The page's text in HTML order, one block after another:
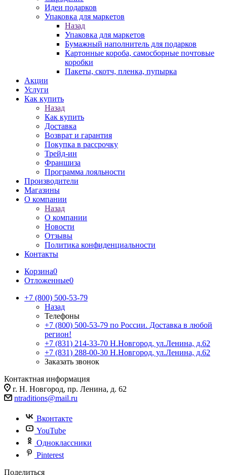
Идеи подарков
Упаковка для маркетов
Назад
Упаковка для маркетов
Бумажный наполнитель для подарков
Картонные короба, самосборные почтовые
коробки
Пакеты, скотч, пленка, пупырка
Акции
Услуги
Как купить
Назад
Как купить
Доставка
Возврат и гарантия
Покупка в рассрочку
Трейд-ин
Франшиза
Программа лояльности
Производители
Магазины
О компании
Назад
О компании
Новости
Отзывы
Политика конфиденциальности
Контакты
Корзина0
Отложенные0
+7 (800) 500-53-79
Назад
Телефоны
+7 (800) 500-53-79 по России. Доставка в любой
регион!
+7 (831) 214-33-70 Н.Новгород, ул.Ленина, д.62
+7 (831) 288-00-30 Н.Новгород, ул.Ленина, д.62
Заказать звонок
Контактная информация
г. Н. Новгород, пр. Ленина, д. 62
ntraditions@mail.ru
Вконтакте
YouTube
Одноклассники
Pinterest
Поделиться